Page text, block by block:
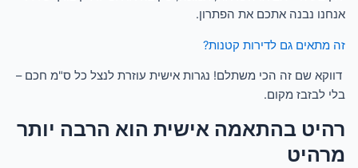
אנחנו נבנה אתכם את הפתרון.
זה מתאים גם לדירות קטנות?
דווקא שם זה הכי משתלם! נגרות אישית עוזרת לנצל כל ס"מ חכם –
בלי לבזבז מקום.
רהיט בהתאמה אישית הוא הרבה יותר
מרהיט